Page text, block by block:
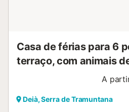
Casa de férias para 6
terraço, com animais
A
Deià, Serra de Tramuntana